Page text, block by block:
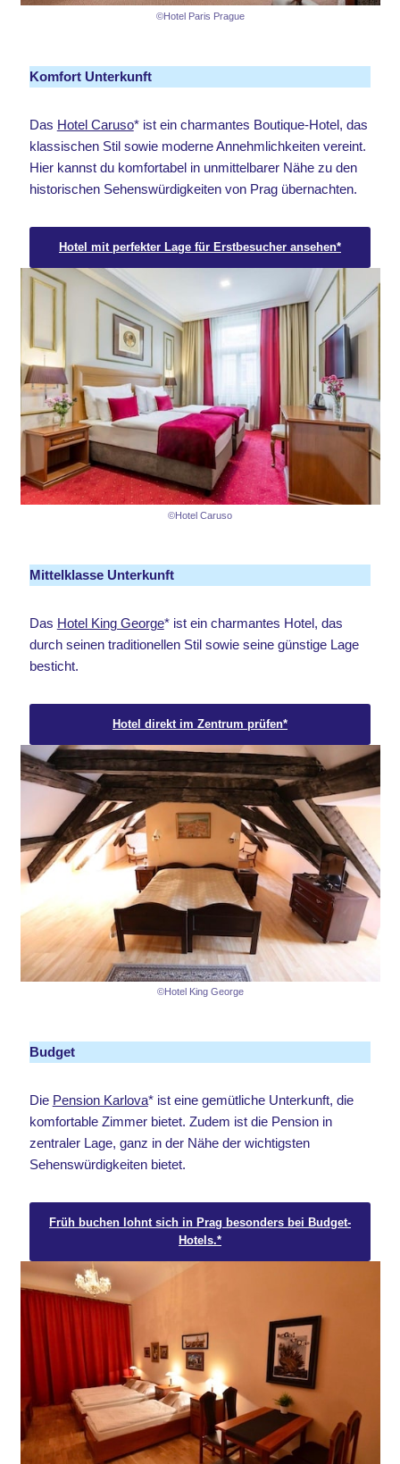
©Hotel Paris Prague
Komfort Unterkunft
Das Hotel Caruso* ist ein charmantes Boutique-Hotel, das
klassischen Stil sowie moderne Annehmlichkeiten vereint.
Hier kannst du komfortabel in unmittelbarer Nähe zu den
historischen Sehenswürdigkeiten von Prag übernachten.
Hotel mit perfekter Lage für Erstbesucher ansehen*
©Hotel Caruso
Mittelklasse Unterkunft
Das Hotel King George* ist ein charmantes Hotel, das
durch seinen traditionellen Stil sowie seine günstige Lage
besticht.
Hotel direkt im Zentrum prüfen*
©Hotel King George
Budget
Die Pension Karlova* ist eine gemütliche Unterkunft, die
komfortable Zimmer bietet. Zudem ist die Pension in
zentraler Lage, ganz in der Nähe der wichtigsten
Sehenswürdigkeiten bietet.
Früh buchen lohnt sich in Prag besonders bei Budget-
Hotels.*